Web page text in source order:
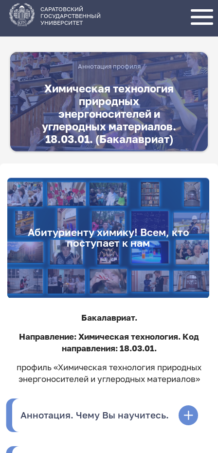
основному
содержанию
САРАТОВСКИЙ
ГОСУДАРСТВЕННЫЙ
УНИВЕРСИТЕТ
Аннотация профиля
Химическая технология
природных
энергоносителей и
углеродных материалов.
18.03.01. (Бакалавриат)
Абитуриенту химику! Всем, кто
поступает к нам
Абитуриенту химику! Всем, кто
поступает к нам
Информация, важная для наших
будущих студентов
Подробнее
Бакалавриат.
Направление: Химическая технология. Код
направления: 18.03.01.
профиль «Химическая технология природных
энергоносителей и углеродных материалов»
Аннотация. Чему Вы научитесь.